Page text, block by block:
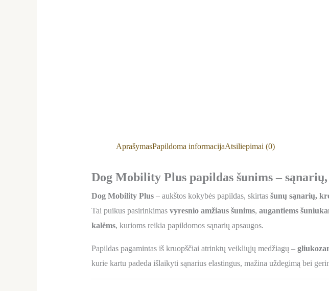
AprašymasPapildoma informacijaAtsiliepimai (0)
Dog Mobility Plus papildas šunims –
Dog Mobility Plus– aukštos kokybės papildas, skirtas šunų sąnarių,
Tai puikus pasirinkimas vyresnio amžiaus šunims, augantiems
kalėms, kurioms reikia papildomos sąnarių apsaugos.
Papildas pagamintas iš kruopščiai atrinktų veikliųjų medžiagų –
kurie kartu padeda išlaikyti sąnarius elastingus, mažina uždegimą bei